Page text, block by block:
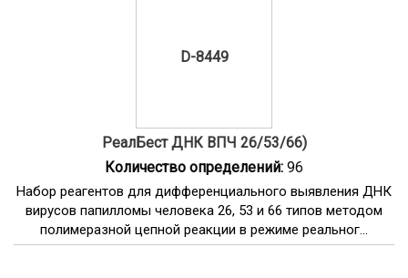
D-8449
РеалБест ДНК ВПЧ 26/53/66)
Количество определений: 96
Набор реагентов для дифференциального выявления ДНК
вирусов папилломы человека 26, 53 и 66 типов методом
полимеразной цепной реакции в режиме реальног...